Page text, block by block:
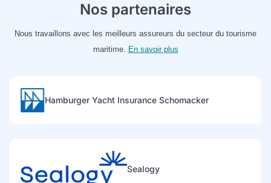
Nos partenaires
Nous travaillons avec les meilleurs assureurs du secteur du tourisme
maritime. En savoir plus
Hamburger Yacht Insurance Schomacker
Sealogy